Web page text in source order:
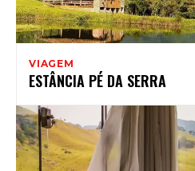
VIAGEM
ESTÂNCIA PÉ DA SERRA